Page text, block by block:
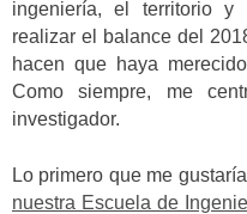
ingeniería, el territorio y
realizar el balance del
hacen que haya
Como siempre, me
investigador.
Lo primero que me
nuestra Escuela de